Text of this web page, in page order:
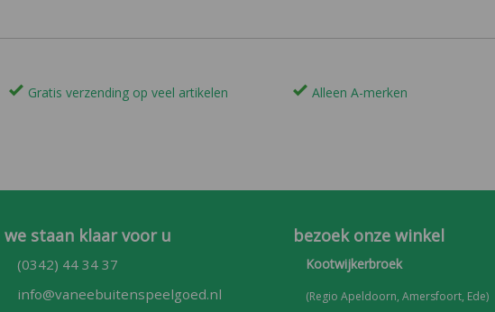
Gratis verzending op veel artikelen Alleen A-merken
we staan klaar voor u
(0342) 44 34 37
info@vaneebuitenspeelgoed.nl
bezoek onze winkel
Kootwijkerbroek
(Regio Apeldoorn, Amersfoort, Ede)